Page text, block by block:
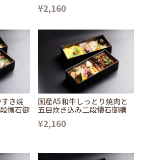
¥2,160
き焼
懐石御
国産A5和牛しっとり焼肉と
五目炊き込み二段懐石御膳
¥2,160